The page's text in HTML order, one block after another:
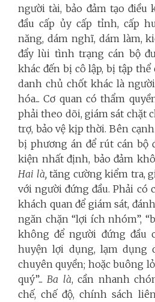
người tài, bảo đảm tạo điều
đầu cấp ủy cấp tỉnh, cấp
năng, dám nghĩ, dám làm,
đẩy lùi tình trạng cán bộ
khác đến bị cô lập, bị tập thể
danh chủ chốt khác là
hóa... Cơ quan có thẩm
phải theo dõi, giám sát chặt
trợ, bảo vệ kịp thời. Bên
bị phương án để rút cán bộ
kiện nhất định, bảo đảm
Hai là, tăng cường kiểm tra,
với người đứng đầu. Phải có
khách quan để giám sát,
ngăn chặn “lợi ích nhóm”,
không để người đứng đầu
huyện lợi dụng, lạm dụng
chuyên quyền; hoặc buông
quý”... Ba là, cần nhanh
chế, chế độ, chính sách